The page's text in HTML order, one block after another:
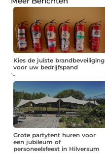
Kies de juiste brandbeveiliging
voor uw bedrijfspand
Grote partytent huren voor
een jubileum of
personeelsfeest in Hilversum